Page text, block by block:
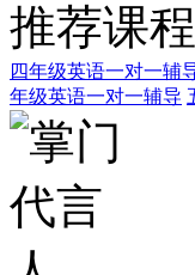
推荐课程
四年级英语一对一辅
年级英语一对一辅导